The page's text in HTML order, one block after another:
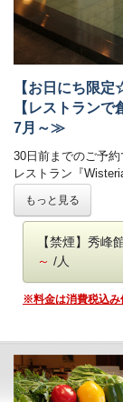
・大浴場は秀峰館
・振れば願いが叶
います。（有料）
■客室
詳しくはお部屋詳
■温泉
自家源泉「子宝の
ご好評をいただいて
鬼怒川温泉で最も
からは時刻にて刻
い！
・大浴場は秀峰館
・振れば願いが叶
います。（有料）
■客室
詳しくはお部屋詳
【お日にち限
【レストラン
7月～≫
30日前までのご予約
レストラン『
レストラン『
能いただけます。
鬼怒川温泉【あさや
＊創作料理（藤-
イキング）
レストランの営業
お食事時間は当日
もっと見る
【禁煙】秀峰
～ /人
※料金は消費税込み